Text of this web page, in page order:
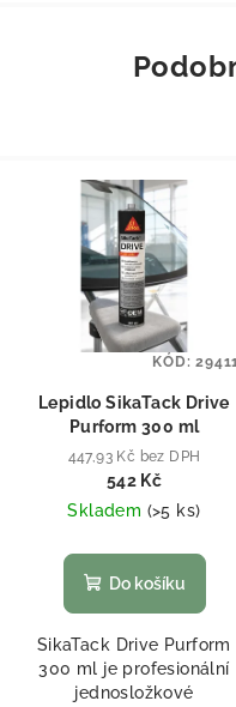
Lepidlo SikaTack Drive
Purform 300 ml
447,93 Kč bez DPH
542 Kč
Skladem (>5 ks)
Do košíku
SikaTack Drive Purform
300 ml je profesionální
jednosložkové
KÓD: